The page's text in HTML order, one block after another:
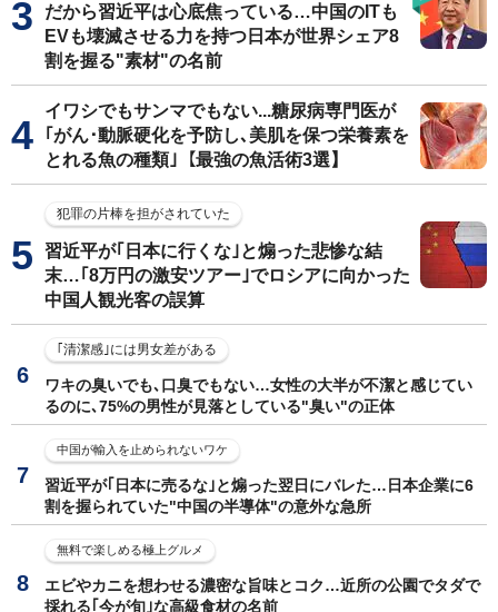
だから習近平は心底焦っている…中国のITも
EVも壊滅させる力を持つ日本が世界シェア8
割を握る"素材"の名前
イワシでもサンマでもない...糖尿病専門医が
｢がん･動脈硬化を予防し､美肌を保つ栄養素を
とれる魚の種類｣【最強の魚活術3選】
犯罪の片棒を担がされていた
習近平が｢日本に行くな｣と煽った悲惨な結
末…｢8万円の激安ツアー｣でロシアに向かった
中国人観光客の誤算
｢清潔感｣には男女差がある
ワキの臭いでも､口臭でもない…女性の大半が不潔と感じてい
るのに､75%の男性が見落としている"臭い"の正体
中国が輸入を止められないワケ
習近平が｢日本に売るな｣と煽った翌日にバレた…日本企業に6
割を握られていた"中国の半導体"の意外な急所
無料で楽しめる極上グルメ
エビやカニを想わせる濃密な旨味とコク…近所の公園でタダで
採れる｢今が旬｣な高級食材の名前